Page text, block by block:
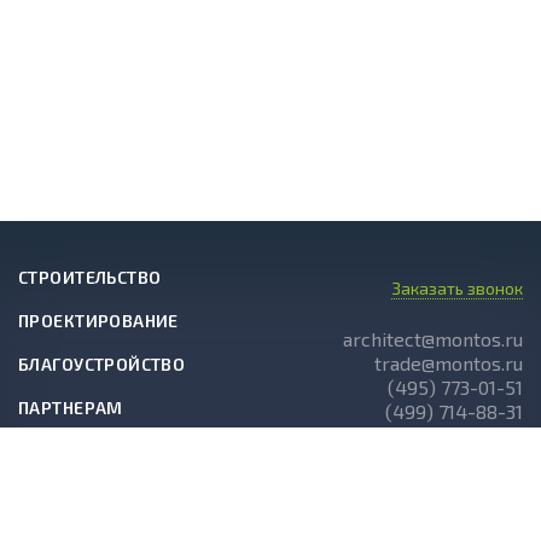
СТРОИТЕЛЬСТВО
ПРОЕКТИРОВАНИЕ
БЛАГОУСТРОЙСТВО
ПАРТНЕРАМ
Заказать звонок
architect@montos.ru
trade@montos.ru
(495) 773-01-51
(499) 714-88-31